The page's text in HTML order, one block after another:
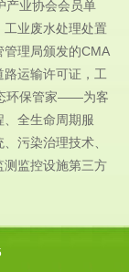
业协会会员单
业废水处理处置
管理局颁发的CMA
运输许可证，工
环保管家——为客
、全生命周期服
污染治理技术、
监控设施第三方